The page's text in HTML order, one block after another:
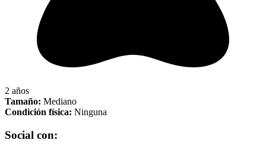
2 años
Tamaño: Mediano
Condición física: Ninguna
Social con: